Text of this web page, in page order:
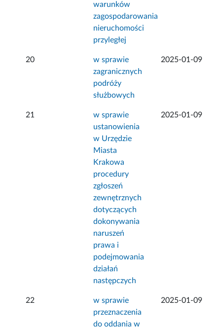
warunków
zagospodarowania
nieruchomości
przyległej
20
w sprawie
zagranicznych
podróży
służbowych
2025-01-09
21
w sprawie
ustanowienia
w Urzędzie
Miasta
Krakowa
procedury
zgłoszeń
zewnętrznych
dotyczących
dokonywania
naruszeń
prawa i
podejmowania
działań
następczych
2025-01-09
22
w sprawie
przeznaczenia
do oddania w
2025-01-09